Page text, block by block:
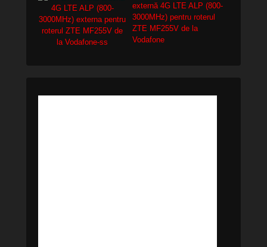
externă 4G LTE ALP (800-
3000MHz) pentru roterul
ZTE MF255V de la
Vodafone